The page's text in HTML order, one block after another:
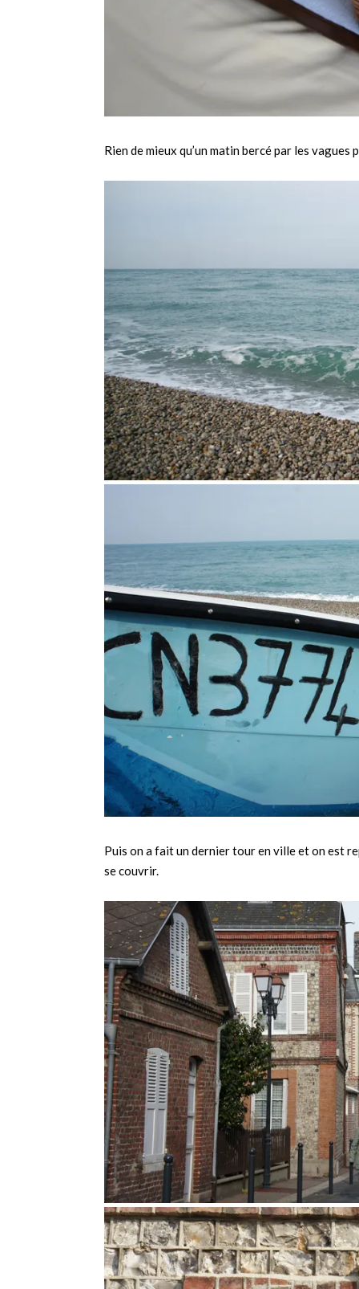
Rien de mieux qu’un matin bercé par les
Puis on a fait un dernier tour en ville et on est
se couvrir.